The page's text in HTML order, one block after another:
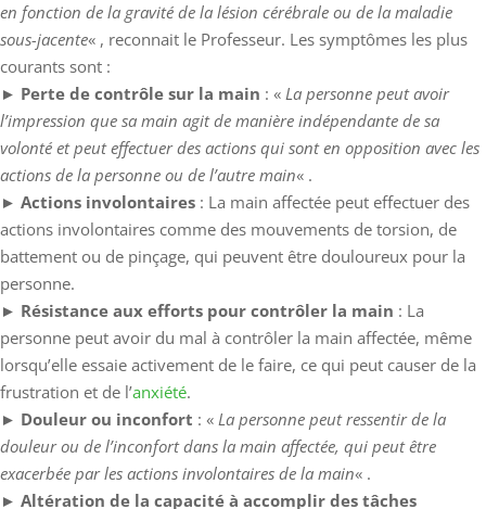
en fonction de la gravité de la lésion cérébrale ou de la maladie
sous-jacente« , reconnait le Professeur. Les symptômes les plus
courants sont :
► Perte de contrôle sur la main : « La personne peut avoir
l’impression que sa main agit de manière indépendante de sa
volonté et peut effectuer des actions qui sont en opposition avec les
actions de la personne ou de l’autre main« .
► Actions involontaires : La main affectée peut effectuer des
actions involontaires comme des mouvements de torsion, de
battement ou de pinçage, qui peuvent être douloureux pour la
personne.
► Résistance aux efforts pour contrôler la main : La
personne peut avoir du mal à contrôler la main affectée, même
lorsqu’elle essaie activement de le faire, ce qui peut causer de la
frustration et de l’anxiété.
► Douleur ou inconfort : « La personne peut ressentir de la
douleur ou de l’inconfort dans la main affectée, qui peut être
exacerbée par les actions involontaires de la main« .
► Altération de la capacité à accomplir des tâches